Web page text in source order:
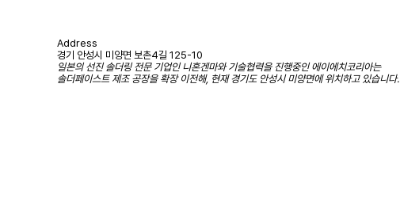
Address
경기 안성시 미양면 보촌4길 125-10
일본의 선진 솔더링 전문 기업인 니혼겐마와 기술협력을 진행중인 에이에치코리아는
솔더페이스트 제조 공장을 확장 이전해, 현재 경기도 안성시 미양면에 위치하고 있습니다.